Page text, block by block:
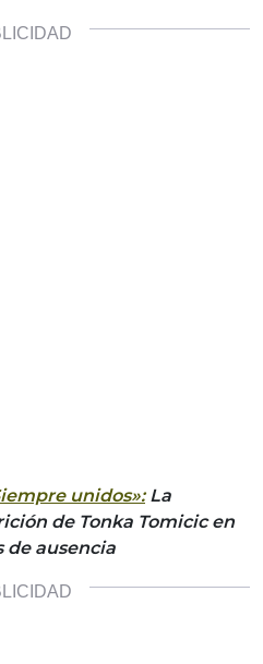
unidos»:La
de Tonka Tomicic en
de ausencia